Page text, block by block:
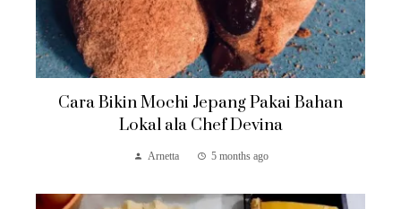
Cara Bikin Mochi Jepang Pakai Bahan
Lokal ala Chef Devina
Arnetta 5 months ago